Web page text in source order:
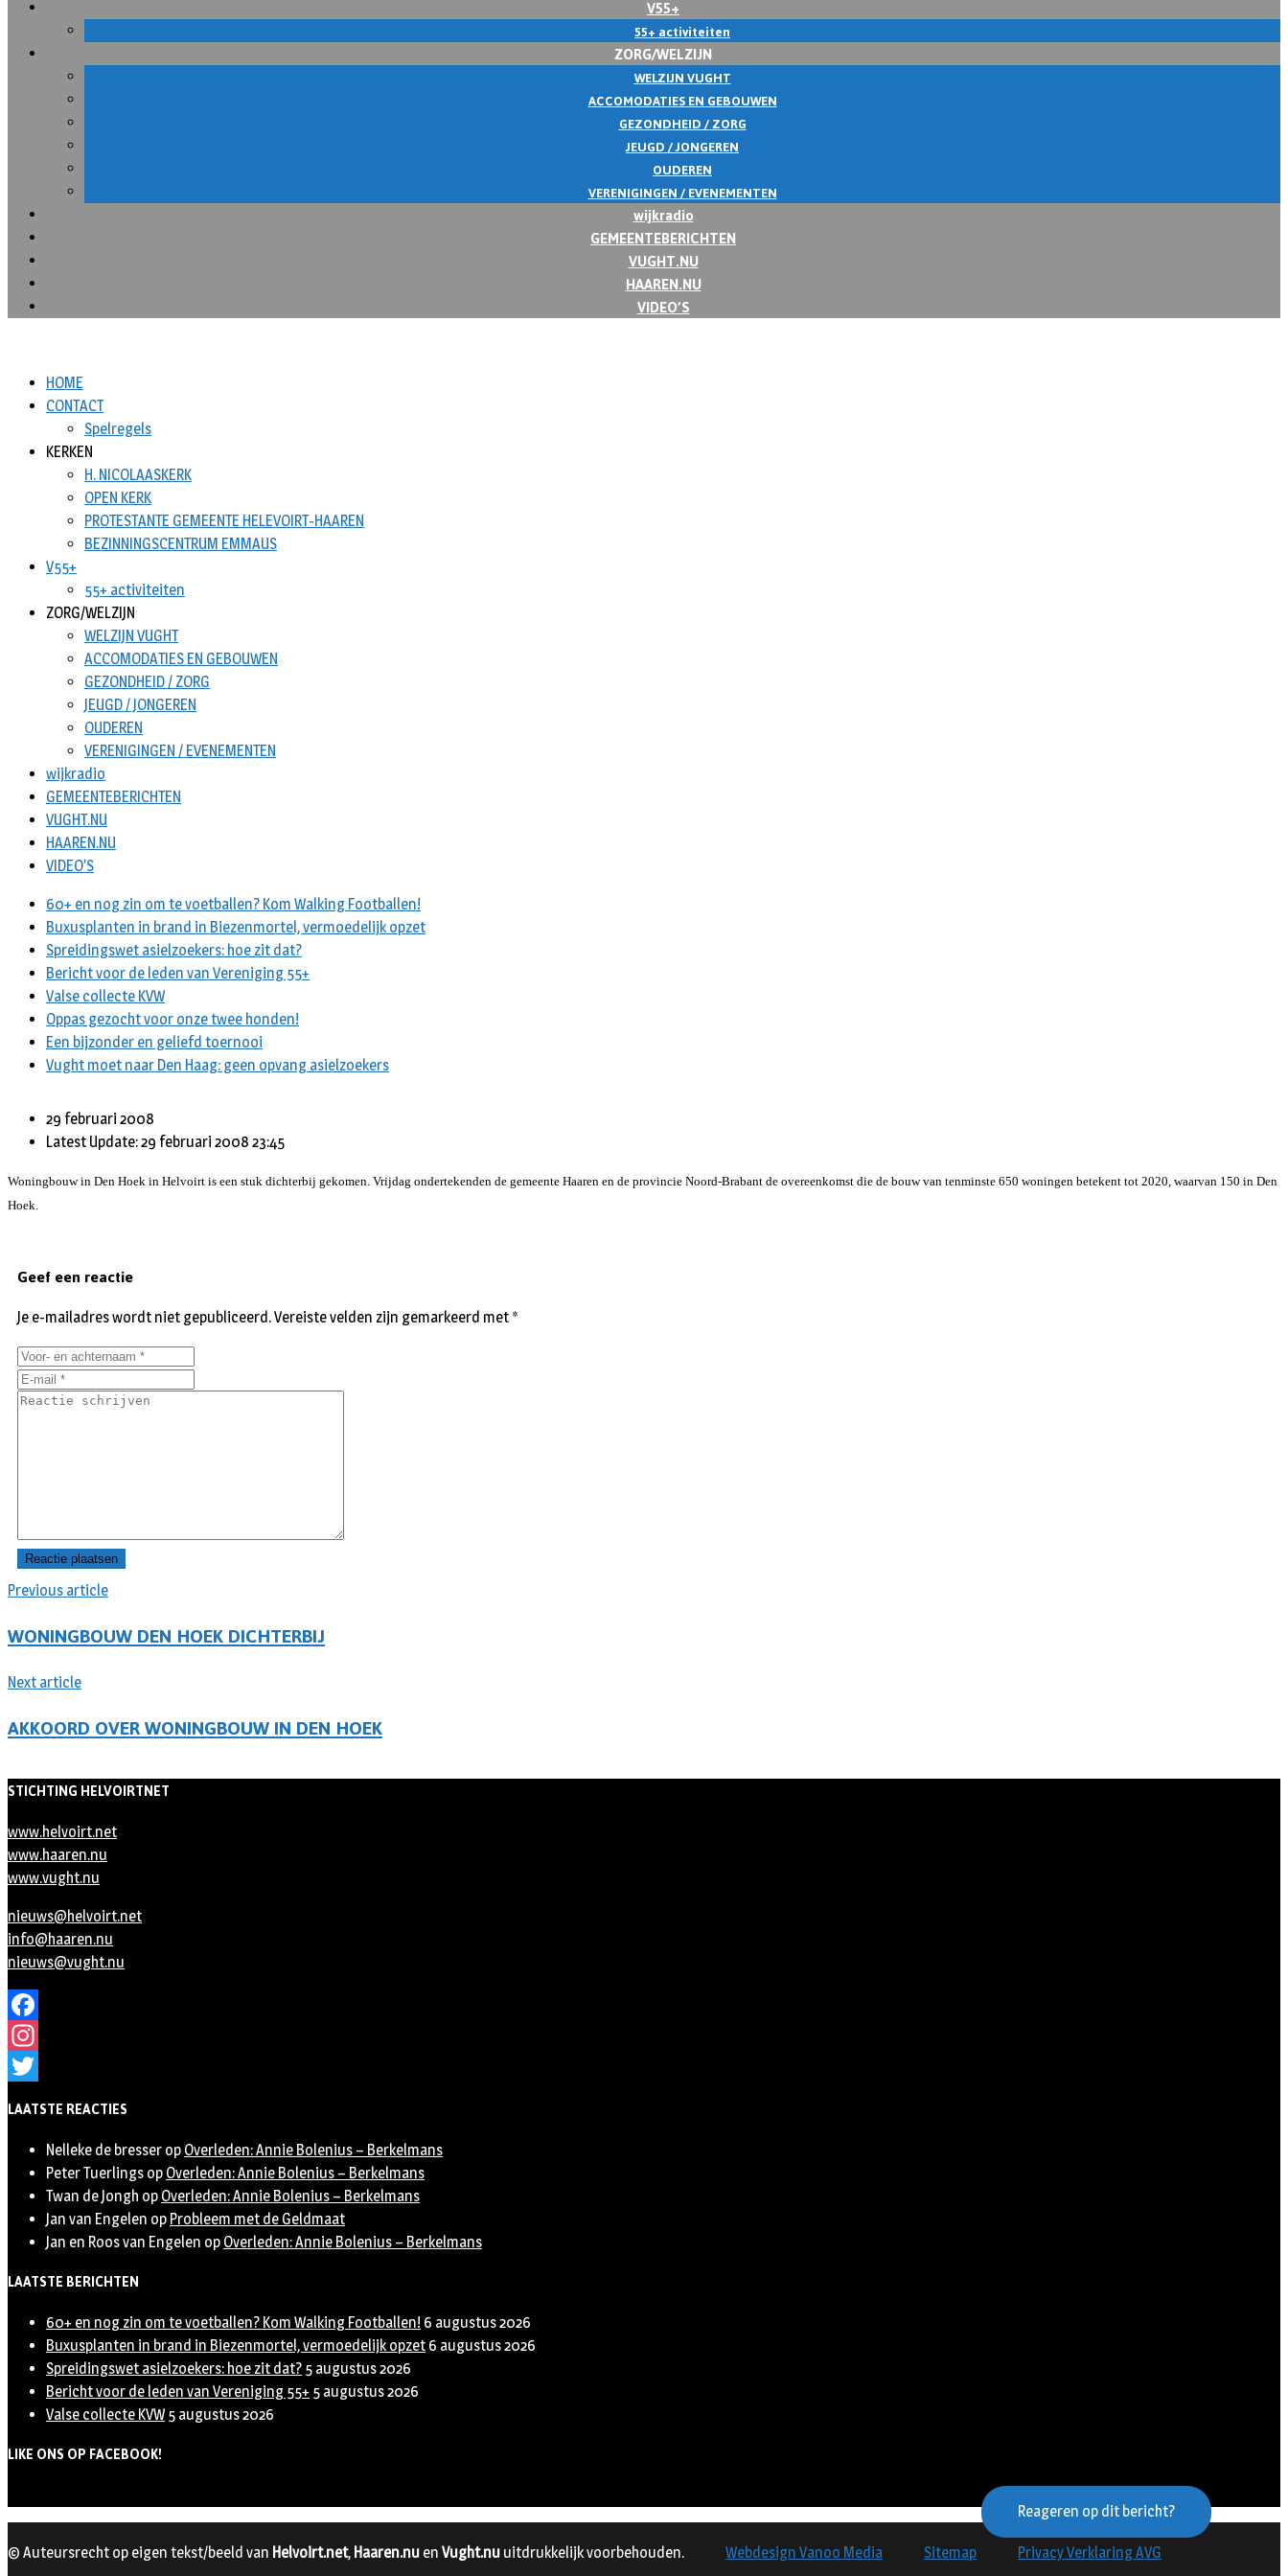
V55+
55+ activiteiten
ZORG/WELZIJN
WELZIJN VUGHT
ACCOMODATIES EN GEBOUWEN
GEZONDHEID / ZORG
JEUGD / JONGEREN
OUDEREN
VERENIGINGEN / EVENEMENTEN
wijkradio
GEMEENTEBERICHTEN
VUGHT.NU
HAAREN.NU
VIDEO’S
HOME
CONTACT
Spelregels
KERKEN
H. NICOLAASKERK
OPEN KERK
PROTESTANTE GEMEENTE HELEVOIRT-HAAREN
BEZINNINGSCENTRUM EMMAUS
V55+
55+ activiteiten
ZORG/WELZIJN
WELZIJN VUGHT
ACCOMODATIES EN GEBOUWEN
GEZONDHEID / ZORG
JEUGD / JONGEREN
OUDEREN
VERENIGINGEN / EVENEMENTEN
wijkradio
GEMEENTEBERICHTEN
VUGHT.NU
HAAREN.NU
VIDEO’S
60+ en nog zin om te voetballen? Kom Walking Footballen!
Buxusplanten in brand in Biezenmortel, vermoedelijk opzet
Spreidingswet asielzoekers: hoe zit dat?
Bericht voor de leden van Vereniging 55+
Valse collecte KVW
Oppas gezocht voor onze twee honden!
Een bijzonder en geliefd toernooi
Vught moet naar Den Haag: geen opvang asielzoekers
29 februari 2008
Latest Update: 29 februari 2008 23:45
Woningbouw in Den Hoek in Helvoirt is een stuk dichterbij gekomen. Vrijdag ondertekenden de gemeente Haaren en de provincie Noord-Brabant de overeenkomst die de bouw van tenminste 650 woningen betekent tot 2020, waarvan 150 in Den
Hoek.
Previous article
WONINGBOUW DEN HOEK DICHTERBIJ
Next article
AKKOORD OVER WONINGBOUW IN DEN HOEK
Geef een reactie
Je e-mailadres wordt niet gepubliceerd.Vereiste velden zijn gemarkeerd met *
STICHTING HELVOIRTNET
www.helvoirt.net
www.haaren.nu
www.vught.nu
nieuws@helvoirt.net
info@haaren.nu
nieuws@vught.nu
Facebook
Instagram
LAATSTE REACTIES
Nelleke de bresser op Overleden: Annie Bolenius – Berkelmans
Peter Tuerlings op Overleden: Annie Bolenius – Berkelmans
Twan de Jongh op Overleden: Annie Bolenius – Berkelmans
Jan van Engelen op Probleem met de Geldmaat
Jan en Roos van Engelen op Overleden: Annie Bolenius – Berkelmans
LAATSTE BERICHTEN
60+ en nog zin om te voetballen? Kom Walking Footballen! 6 augustus 2026
Buxusplanten in brand in Biezenmortel, vermoedelijk opzet 6 augustus 2026
Spreidingswet asielzoekers: hoe zit dat? 5 augustus 2026
Bericht voor de leden van Vereniging 55+ 5 augustus 2026
Valse collecte KVW 5 augustus 2026
LIKE ONS OP FACEBOOK!
Reageren op dit bericht?
© Auteursrecht op eigen tekst/beeld van Helvoirt.net, Haaren.nu en Vught.nu uitdrukkelijk voorbehouden. Webdesign Vanoo Media Sitemap Privacy Verklaring AVG